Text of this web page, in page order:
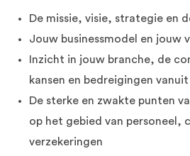
De missie, visie, strategie en
Jouw businessmodel en jouw
Inzicht in jouw branche, de
kansen en bedreigingen
De sterke en zwakte punten
op het gebied van personeel,
verzekeringen